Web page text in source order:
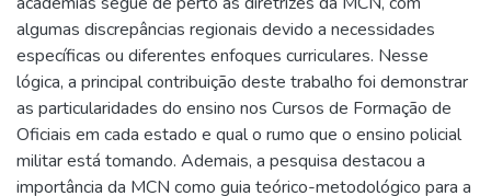
algumas discrepâncias regionais devido a necessidades
específicas ou diferentes enfoques curriculares. Nesse
lógica, a principal contribuição deste trabalho foi demonstrar
as particularidades do ensino nos Cursos de Formação de
Oficiais em cada estado e qual o rumo que o ensino policial
militar está tomando. Ademais, a pesquisa destacou a
importância da MCN como guia teórico-metodológico para a